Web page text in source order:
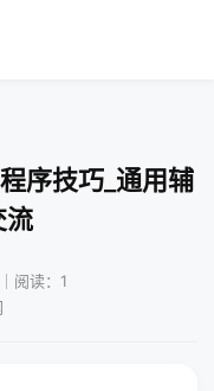
序技巧_通用辅
流
阅读：1